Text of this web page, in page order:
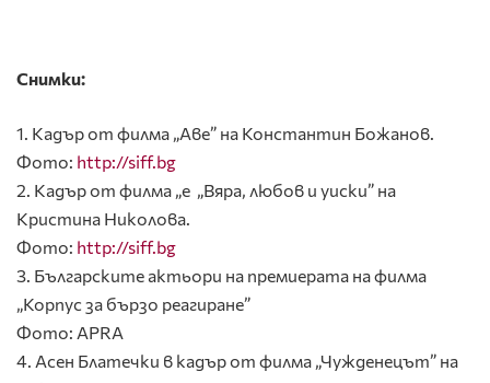
Снимки:
1. Кадър от филма „Аве” на Константин Божанов.
Фото: http://siff.bg
2. Кадър от филма „е „Вяра, любов и уиски” на
Кристина Николова.
Фото: http://siff.bg
3. Българските актьори на премиерата на филма
„Корпус за бързо реагиране”
Фото: APRA
4. Асен Блатечки в кадър от филма „Чужденецът” на